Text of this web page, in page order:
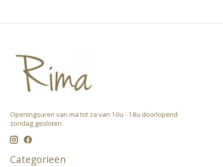
Openingsuren van ma tot za van 10u - 18u doorlopend ​
zondag gesloten
Categorieën